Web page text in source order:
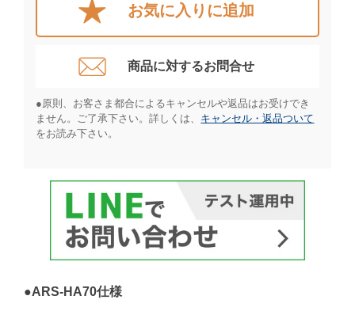
お気に入りに追加
商品に対するお問合せ​
●原則、お客さま都合によるキャンセルや返品はお受けでき
ません。ご了承下さい。詳しくは、 キャンセル・返品ついて
をお読み下さい。​
●ARS-HA70仕様